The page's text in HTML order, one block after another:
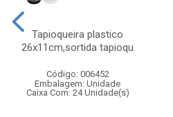
Tapioqueira plastico
26x11cm,sortida tapioqu
Código: 006452
Embalagem: Unidade
Caixa Com: 24 Unidade(s)